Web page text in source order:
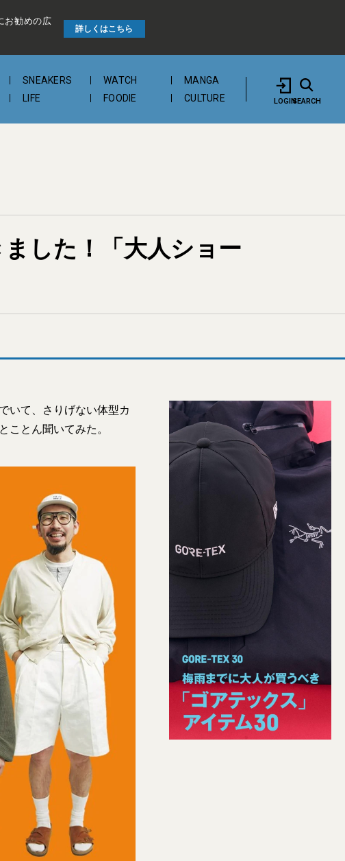
お勧めの広
詳しくはこちら
SNEAKERS WATCH
MANGA
LIFE FOODIE CULTURE LOGINSEARCH
した！「大人ショー
いて、さりげない体型カ
ことん聞いてみた。